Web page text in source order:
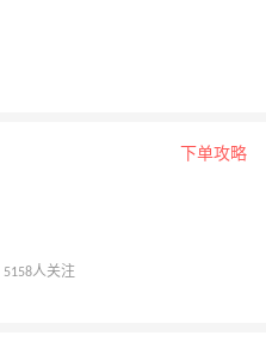
下单攻略
人关注